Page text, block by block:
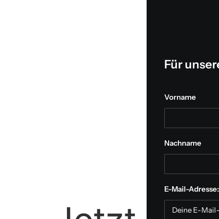
Für
Vorname
Nachname
E-Mail-Adresse: